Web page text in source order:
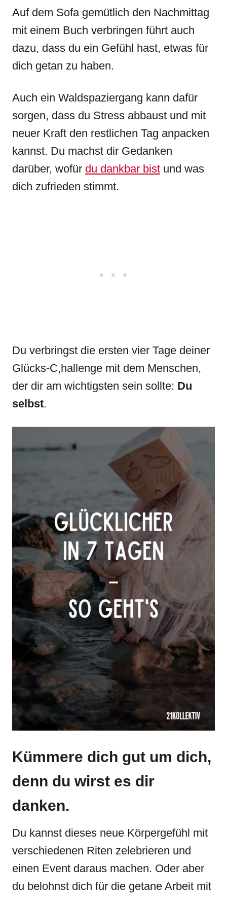
Auf dem Sofa gemütlich den Nachmittag
mit einem Buch verbringen führt auch
dazu, dass du ein Gefühl hast, etwas für
dich getan zu haben.
Auch ein Waldspaziergang kann dafür
sorgen, dass du Stress abbaust und mit
neuer Kraft den restlichen Tag anpacken
kannst. Du machst dir Gedanken
darüber, wofür du dankbar bist und was
dich zufrieden stimmt.
Du verbringst die ersten vier Tage deiner
Glücks-C,hallenge mit dem Menschen,
der dir am wichtigsten sein sollte: Du
selbst.
Kümmere dich gut um dich,
denn du wirst es dir
danken.
Du kannst dieses neue Körpergefühl mit
verschiedenen Riten zelebrieren und
einen Event daraus machen. Oder aber
du belohnst dich für die getane Arbeit mit